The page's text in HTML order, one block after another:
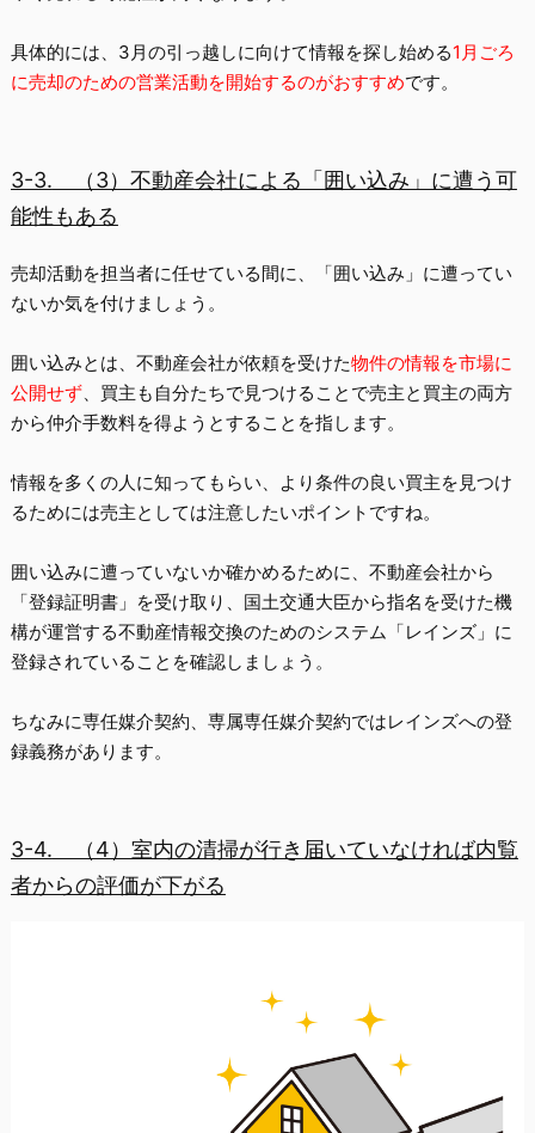
具体的には、3月の引っ越しに向けて情報を探し始める1 月ごろ
に売却のための営業活動を開始するのがおすすめです。
3-3. （3）不動産会社による「囲い込み」に遭う可
能性もある
売却活動を担当者に任せている間に、「囲い込み 」に遭ってい
ないか気を付けましょう。
囲い込みとは、不動産会社が依頼を受けた物件の情報を市場に
公開せず、買主も自分たちで見つけることで売主と買主の両方
から仲介手数料を得ようとすることを指します。
情報を多くの人に知ってもらい、より条件の良い買主を見つけ
るためには売主としては注意したいポイントですね。
囲い込みに遭っていないか確かめるために、不動産会社から
「登録証明書」を受け取り、国土交通大臣から指名を受けた機
構が運営する不動産情報交換のためのシステム「レインズ」に
登録されていることを確認しましょう。
ちなみに専任媒介契約、専属専任媒介契約ではレインズへの登
録義務があります。
3-4. （4）室内の清掃が行き届いていなければ内覧
者からの評価が下がる